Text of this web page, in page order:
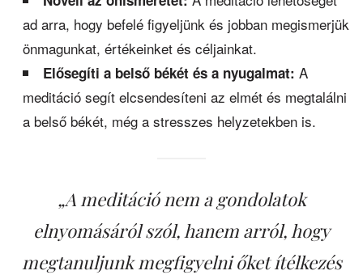
ad arra, hogy befelé figyeljünk és jobban megismerjük
önmagunkat, értékeinket és céljainkat.
Elősegíti a belső békét és a nyugalmat: A
meditáció segít elcsendesíteni az elmét és megtalálni
a belső békét, még a stresszes helyzetekben is.
„A meditáció nem a gondolatok
elnyomásáról szól, hanem arról, hogy
megtanuljunk megfigyelni őket ítélkezés